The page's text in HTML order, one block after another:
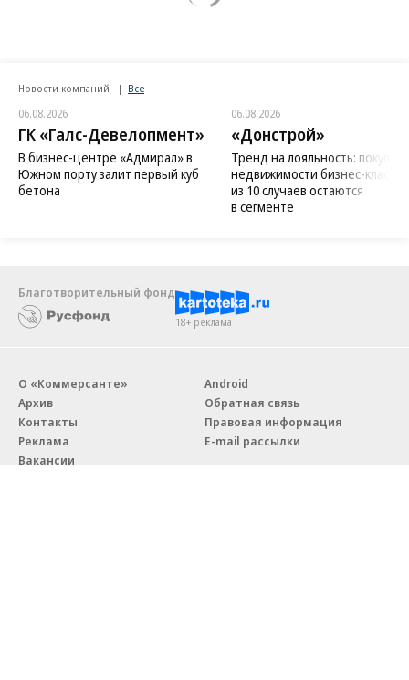
Новости компаний Все
06.08.2026
ГК «Галс-Девелопмент»
В бизнес-центре «Адмирал» в
Южном порту залит первый куб
бетона
06.08.2026
«Донстрой»
Тренд на лояльность:
недвижимости бизнес-класса
из 10 случаев остаются
в сегменте
Благотворительный фонд
18+ реклама
О «Коммерсанте»
Архив
Контакты
Реклама
Вакансии
Android
Обратная связь
Правовая информация
E-mail рассылки